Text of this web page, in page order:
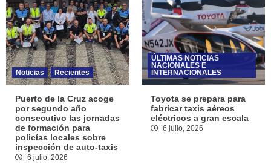
Noticias Recientes
Puerto de la Cruz acoge
por segundo año
consecutivo las jornadas
de formación para
policías locales sobre
inspección de auto-taxis
6 julio, 2026
ÚLTIMAS NOTICIAS
NACIONALES E
INTERNACIONALES
Toyota se prepara para
fabricar taxis aéreos
eléctricos a gran escala
6 julio, 2026